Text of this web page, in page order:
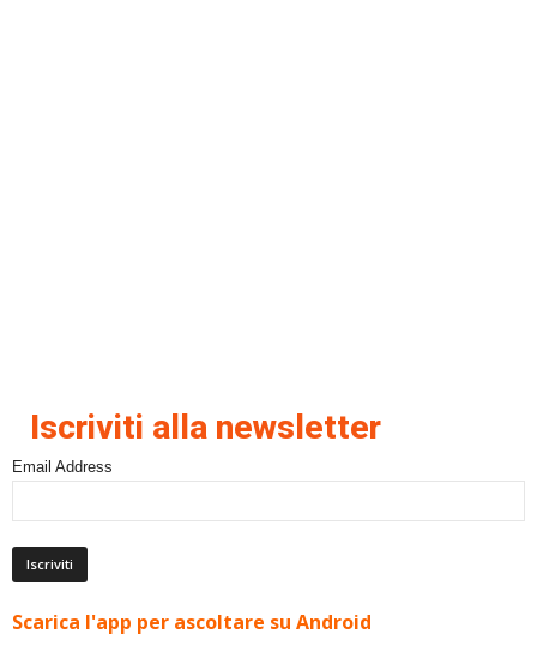
Iscriviti alla newsletter
Email Address
Scarica l'app per ascoltare su Android